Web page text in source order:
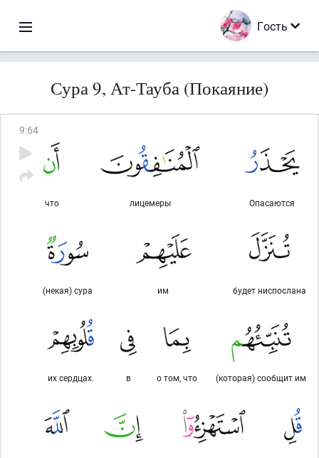
Гость
Сура 9, Ат-Тауба (Покаяние)
9:64
Опасаются
лицемеры
что
будет ниспослана
им
(некая) сура
(которая) сообщит им
о том, что
в
их сердцах.